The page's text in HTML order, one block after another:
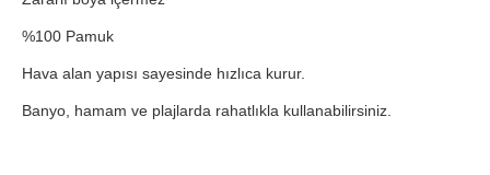
%100 Pamuk
Hava alan yapısı sayesinde hızlıca kurur.
Banyo, hamam ve plajlarda rahatlıkla kullanabilirsiniz.